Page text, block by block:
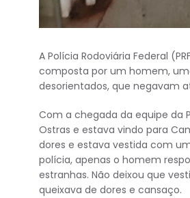
A Polícia Rodoviária Federal
composta por um homem,
desorientados, que negavam
Com a chegada da equipe da
Ostras e estava vindo para
dores e estava vestida com
polícia, apenas o homem
estranhas. Não deixou que
queixava de dores e cansaço.